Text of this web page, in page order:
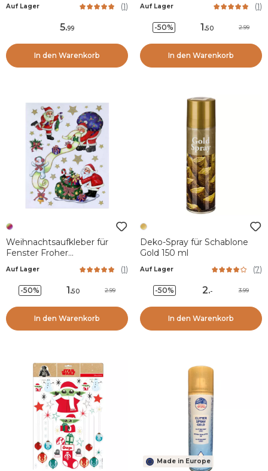
Auf Lager (1)
5.99
In den Warenkorb
Auf Lager (1)
-50% 1.50 2.99
In den Warenkorb
Weihnachtsaufkleber für
Fenster Froher
Auf Lager (1)
-50% 1.50 2.99
In den Warenkorb
Deko-Spray für Schablone
Gold 150 ml
Auf Lager (7)
-50% 2.- 3.99
In den Warenkorb
Made in Europe